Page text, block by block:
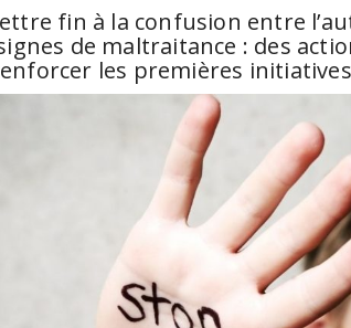
fin à la confusion entre
de maltraitance : des
les premières